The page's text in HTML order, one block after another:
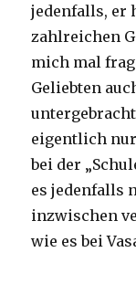
jedenfalls, er
zahlreichen
mich mal
Geliebten
eigentlich
bei der
es jedenfalls
inzwischen
wie es bei